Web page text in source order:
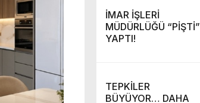
İMAR İŞLERİ
MÜDÜRLÜĞÜ “PİŞTİ”
YAPTI!
TEPKİLER
BÜYÜYOR… DAHA